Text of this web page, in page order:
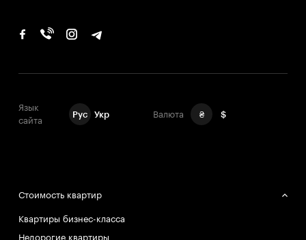
Язык
сайта
Рус Укр Валюта ₴ $
Стоимость квартир
Квартиры бизнес-класса
Недорогие квартиры